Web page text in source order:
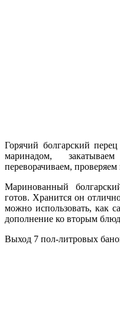
Горячий болгарский
маринадом,
переворачиваем, проверяем
Маринованный
готов. Хранится он
можно использовать, как
дополнение ко вторым
Выход 7 пол-литровых